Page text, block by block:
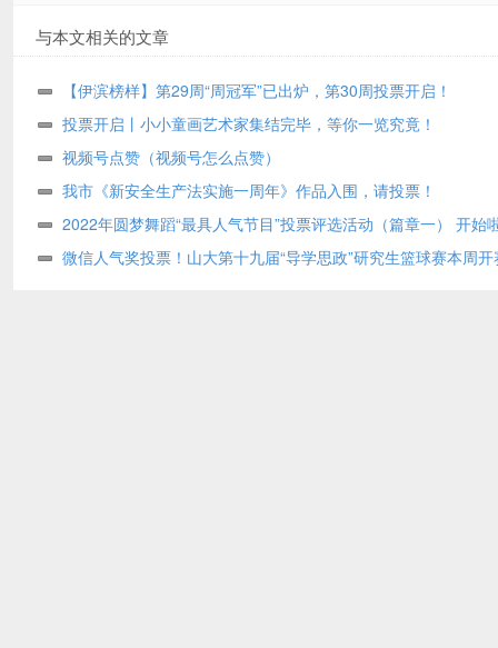
与本文相关的文章
【伊滨榜样】第29周“周冠军”已出炉，第30周投票开启！
投票开启丨小小童画艺术家集结完毕，等你一览究竟！
视频号点赞（视频号怎么点赞）
我市《新安全生产法实施一周年》作品入围，请投票！
2022年圆梦舞蹈“最具人气节目”投票评选活动（篇章一） 开始
微信人气奖投票！山大第十九届“导学思政”研究生篮球赛本周开